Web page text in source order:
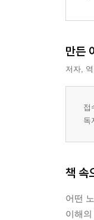
만든
저자,
접
독
책 속
어떤
이해